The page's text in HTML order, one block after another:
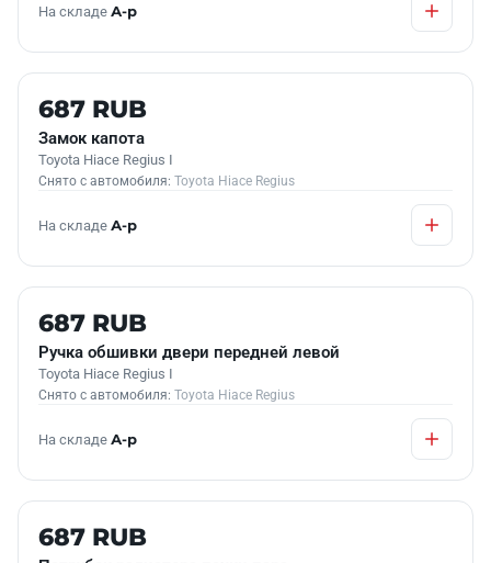
На складе А-р
Б/У В НАЛИЧИИ
687 RUB
Замок капота
Toyota Hiace Regius I
Снято с автомобиля: Toyota Hiace Regius
На складе А-р
Б/У В НАЛИЧИИ
687 RUB
Ручка обшивки двери передней левой
Toyota Hiace Regius I
Снято с автомобиля: Toyota Hiace Regius
На складе А-р
Б/У В НАЛИЧИИ
687 RUB